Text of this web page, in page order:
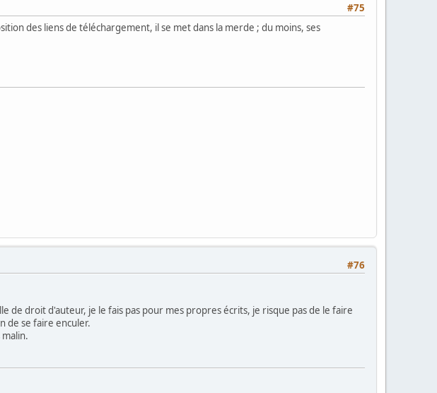
#75
des liens de téléchargement, il se met dans la merde ; du moins, ses
#76
droit d'auteur, je le fais pas pour mes propres écrits, je risque pas de le faire
de se faire enculer.